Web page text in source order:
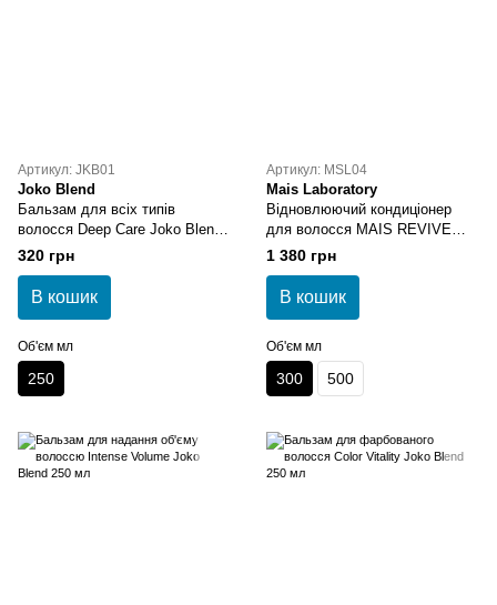
Артикул: JKB01
Joko Blend
Бальзам для всіх типів
волосся Deep Care Joko Blend
250 мл
320 грн
В кошик
Об'єм мл
250
Артикул: MSL04
Mais Laboratory
Відновлюючий кондиціонер
для волосся MAIS REVIVE
HAIR TREATMENT
CONDITIONER 300 мл
1 380 грн
В кошик
Об'єм мл
300 500